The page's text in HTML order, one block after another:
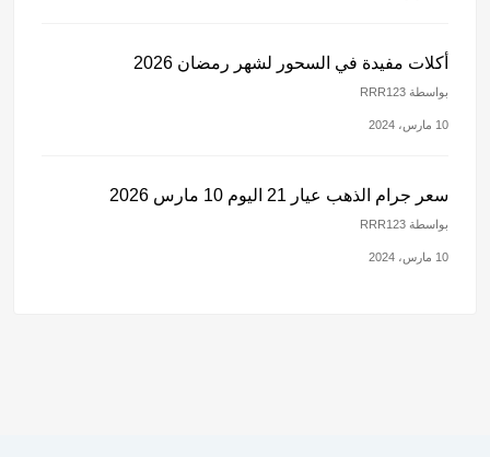
أكلات مفيدة في السحور لشهر رمضان 2026
بواسطة RRR123
10 مارس، 2024
سعر جرام الذهب عيار 21 اليوم 10 مارس 2026
بواسطة RRR123
10 مارس، 2024